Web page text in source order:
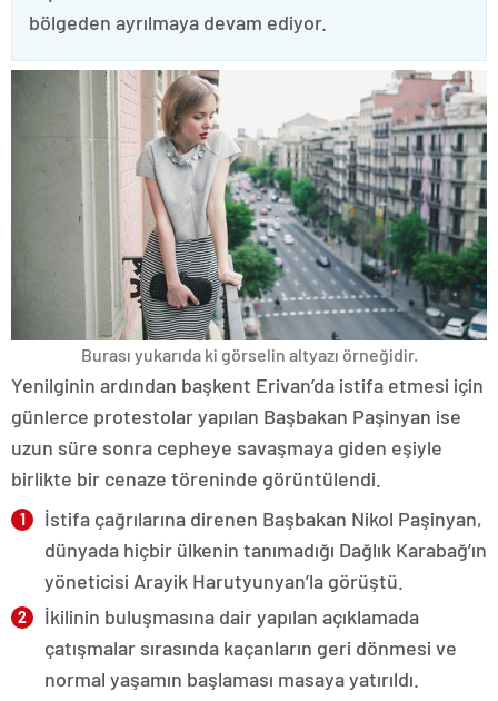
bölgeden ayrılmaya devam ediyor.
Burası yukarıda ki görselin altyazı örneğidir.
Yenilginin ardından başkent Erivan’da istifa etmesi için
günlerce protestolar yapılan Başbakan Paşinyan ise
uzun süre sonra cepheye savaşmaya giden eşiyle
birlikte bir cenaze töreninde görüntülendi.
İstifa çağrılarına direnen Başbakan Nikol Paşinyan,
dünyada hiçbir ülkenin tanımadığı Dağlık Karabağ’ın
yöneticisi Arayik Harutyunyan’la görüştü.
İkilinin buluşmasına dair yapılan açıklamada
çatışmalar sırasında kaçanların geri dönmesi ve
normal yaşamın başlaması masaya yatırıldı.